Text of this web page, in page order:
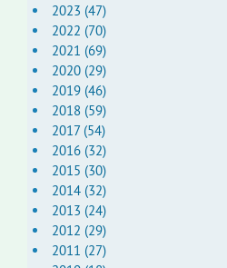
2023 (47)
2022 (70)
2021 (69)
2020 (29)
2019 (46)
2018 (59)
2017 (54)
2016 (32)
2015 (30)
2014 (32)
2013 (24)
2012 (29)
2011 (27)